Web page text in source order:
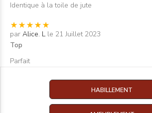
Identique à la toile de jute
par Alice. L le 21 Juillet 2023
Top
Parfait
HABILLEMENT